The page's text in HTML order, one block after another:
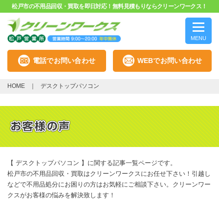
松戸市の不用品回収・買取を即日対応！無料見積もりならクリーンワークス！
MENU
電話でお問い合わせ WEBでお問い合わせ
HOME デスクトップパソコン
【 デスクトップパソコン 】に関する記事一覧ページです。
松戸市の不用品回収・買取はクリーンワークスにお任せ下さい！引越し
などで不用品処分にお困りの方はお気軽にご相談下さい。クリーンワー
クスがお客様の悩みを解決致します！